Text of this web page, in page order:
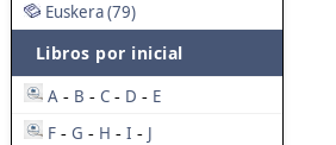
Euskera (79)
Libros por inicial
A - B - C - D - E
F - G - H - I - J